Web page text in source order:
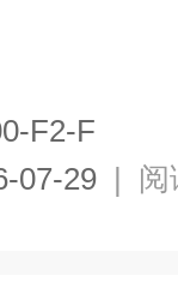
F2-F
07-29 | 阅